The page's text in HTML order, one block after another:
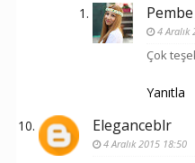
4 Aralık
Çok
Yanıtla
Eleganceblr
4 Aralık 2015 18:50